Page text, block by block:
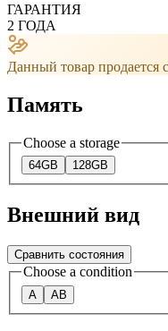
ГАРАНТИЯ
2 ГОДА
Данный товар продается
Память
Choose a storage
64GB 128GB
Внешний вид
Сравнить состояния
Choose a condition
A AB